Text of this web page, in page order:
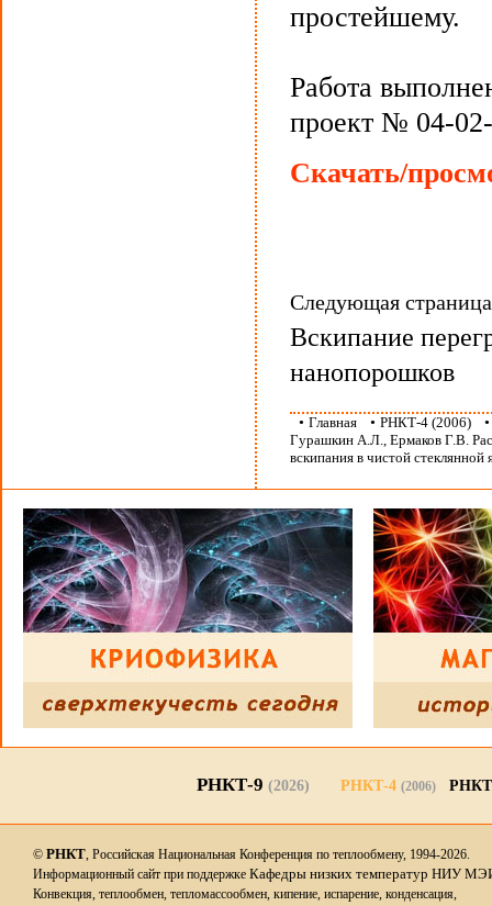
простейшему.
Работа
проект № 04-
Скачать/
Следующая
Вскипание
нанопорошков
• Главная • РНКТ-4 (2006)
Гурашкин А.Л., Ермаков Г.В.
вскипания в чистой стеклянной
РНКТ-9 (2026) РНКТ-4 (2006)
© РНКТ, Российская Национальная Конференция по теплообмену, 1994-2026.
Информационный сайт при поддержке Кафедры низких температур НИУ
Конвекция, теплообмен, тепломассообмен, кипение, испарение, конденсация,